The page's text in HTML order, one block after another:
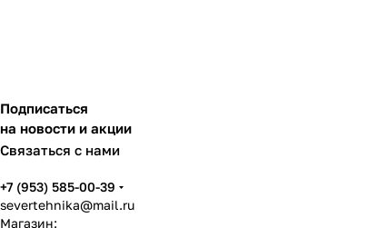
Подписаться
на новости и акции
Связаться с нами
+7 (953) 585-00-39
severtehnika@mail.ru
Магазин: